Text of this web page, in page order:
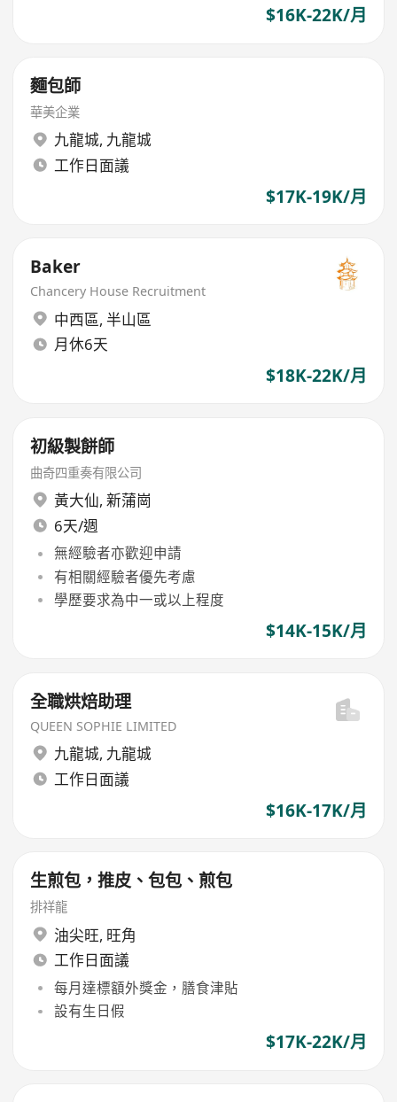
$16K-22K/月
麵包師
華美企業
九龍城, 九龍城
工作日面議
$17K-19K/月
Baker
Chancery House Recruitment
中西區, 半山區
月休6天
$18K-22K/月
初級製餅師
曲奇四重奏有限公司
黃大仙, 新蒲崗
6天/週
無經驗者亦歡迎申請
有相關經驗者優先考慮
學歷要求為中一或以上程度
$14K-15K/月
全職烘焙助理
QUEEN SOPHIE LIMITED
九龍城, 九龍城
工作日面議
$16K-17K/月
生煎包，推皮、包包、煎包
排祥龍
油尖旺, 旺角
工作日面議
每月達標額外獎金，膳食津貼
設有生日假
$17K-22K/月